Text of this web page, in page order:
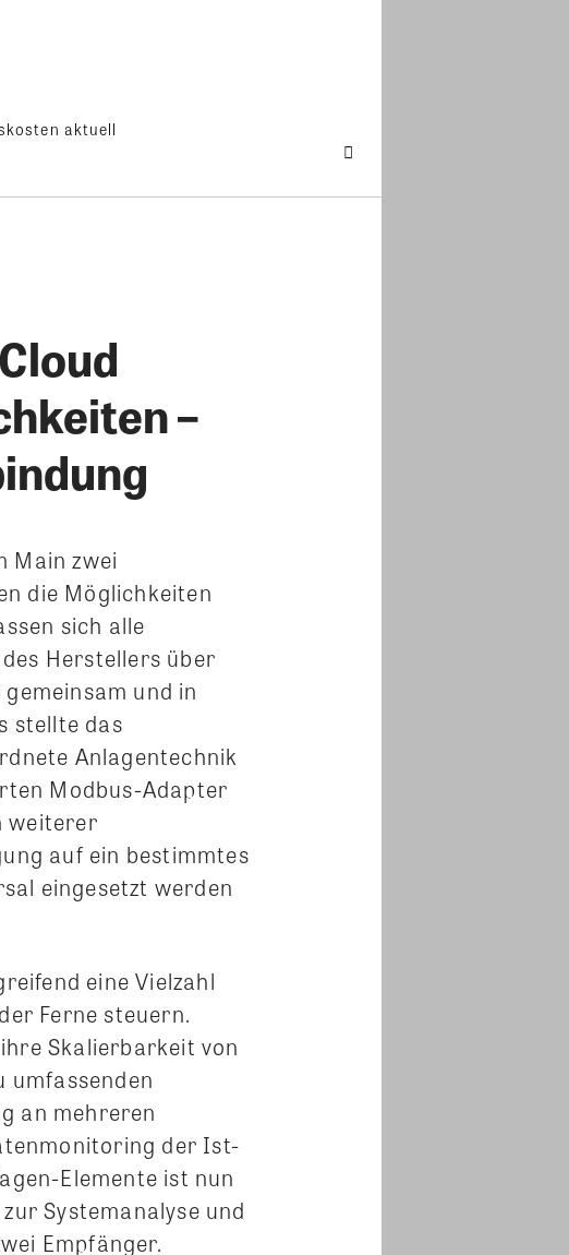
aktuell
–
Main zwei
die Möglichkeiten
sich alle
Herstellers über
und in
stellte das
Anlagentechnik
Modbus-Adapter
weiterer
auf ein bestimmtes
eingesetzt werden
eine Vielzahl
Ferne steuern.
Skalierbarkeit von
umfassenden
an mehreren
der Ist-
Elemente ist nun
Systemanalyse und
Empfänger.